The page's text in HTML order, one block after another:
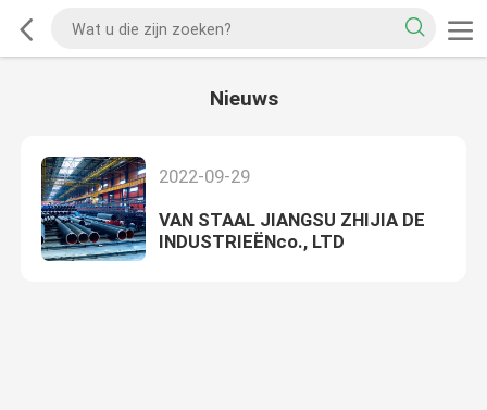
Nieuws
2022-09-29
VAN STAAL JIANGSU ZHIJIA DE
INDUSTRIEËNco., LTD